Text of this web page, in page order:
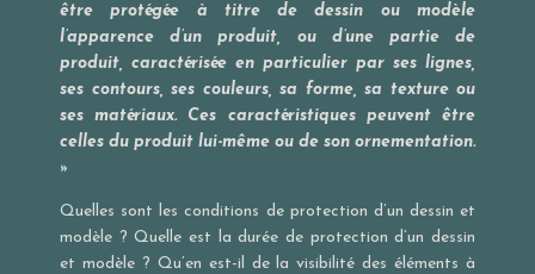
être protégée à titre de dessin ou modèle
l’apparence d’un produit, ou d’une partie de
produit, caractérisée en particulier par ses lignes,
ses contours, ses couleurs, sa forme, sa texture ou
ses matériaux. Ces caractéristiques peuvent être
celles du produit lui-même ou de son ornementation.
»
Quelles sont les conditions de protection d’un dessin et
modèle ? Quelle est la durée de protection d’un dessin
et modèle ? Qu’en est-il de la visibilité des éléments à